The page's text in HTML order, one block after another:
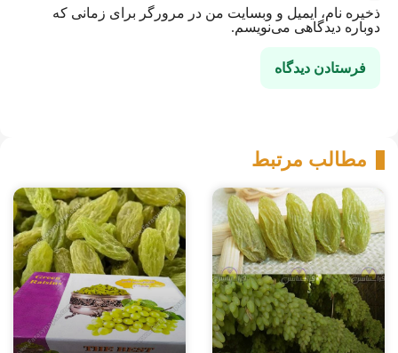
ذخیره نام، ایمیل و وبسایت من در مرورگر برای زمانی که
دوباره دیدگاهی می‌نویسم.
مطالب مرتبط